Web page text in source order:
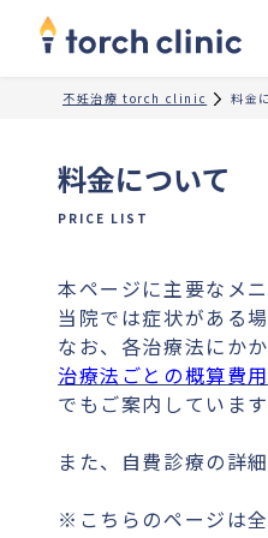
不妊治療 torch clinic 料金
料金について
PRICE LIST
本ページに主要なメ
当院では症状がある
なお、各治療法にか
治療法ごとの概算費
でもご案内しています
また、自費診療の詳
※こちらのページは